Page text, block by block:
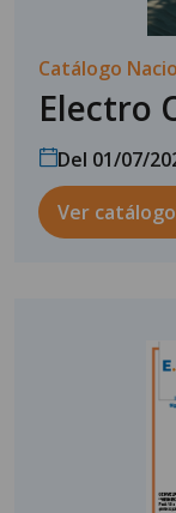
Catálogo
Electro
Del 01/07/
Ver catálogo